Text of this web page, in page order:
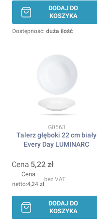
DODAJ DO
KOSZYKA
Dostępność: duża ilość
Kod produktu
G0563
Talerz głęboki 22 cm biały
Every Day LUMINARC
Cena 5,22 zł
Cena
4,24 zł
bez VAT
DODAJ DO
KOSZYKA